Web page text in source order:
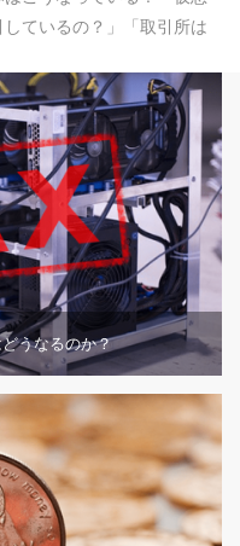
ているの？」「取引所は
うなるのか？